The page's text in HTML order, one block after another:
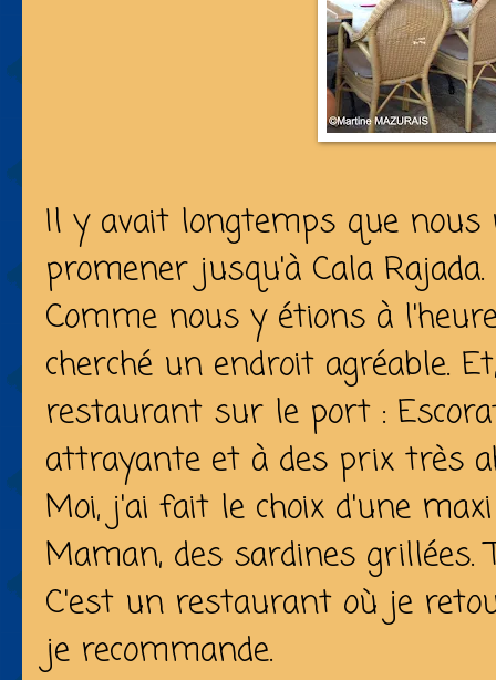
Il y avait longtemps que nous
promener jusqu'à Cala Rajada.
Comme nous y étions à
cherché un endroit agréable.
restaurant sur le port :
attrayante et à des prix très
Moi, j'ai fait le choix d'une
Maman, des sardines
C'est un restaurant où je
je recommande.